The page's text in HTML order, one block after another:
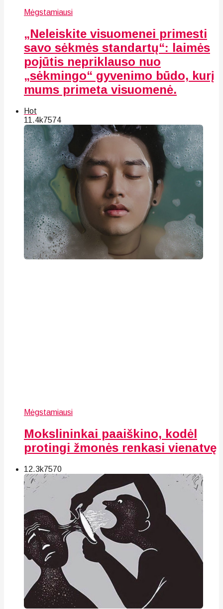
Mėgstamiausi
„Neleiskite visuomenei primesti
savo sėkmės standartų“: laimės
pojūtis nepriklauso nuo
„sėkmingo“ gyvenimo būdo, kurį
mums primeta visuomenė.
Hot
11.4k7574
Mėgstamiausi
Mokslininkai paaiškino, kodėl
protingi žmonės renkasi vienatvę
12.3k7570